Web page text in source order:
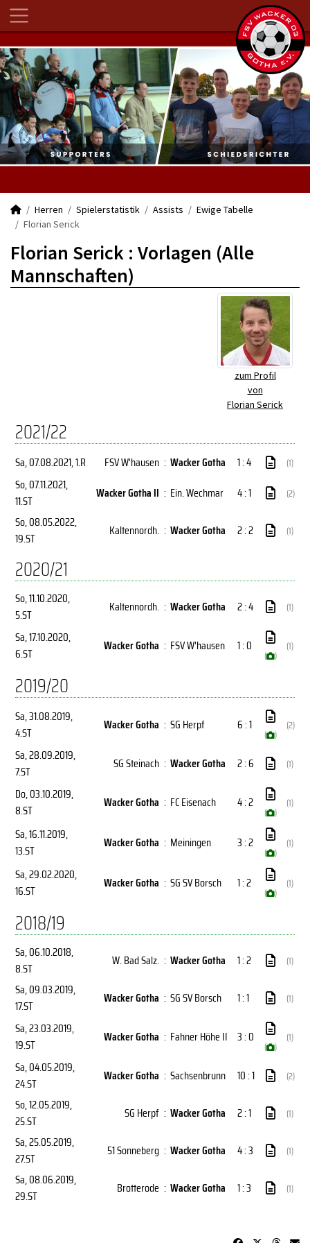
Herren Spielerstatistik Assists
Ewige Tabelle
Florian Serick
Florian Serick : Vorlagen (Alle
Mannschaften)
zum Profil
von
Florian Serick
2021/22
Sa, 07.08.2021, 1.R FSV W'hausen : Wacker Gotha 1 : 4 (1)
So, 07.11.2021,
11.ST
Wacker Gotha II : Ein. Wechmar 4 : 1 (2)
So, 08.05.2022,
19.ST
Kaltennordh. : Wacker Gotha 2 : 2 (1)
2020/21
So, 11.10.2020,
5.ST
Kaltennordh. : Wacker Gotha 2 : 4 (1)
Sa, 17.10.2020,
6.ST
Wacker Gotha : FSV W'hausen 1 : 0
( )
(1)
2019/20
Sa, 31.08.2019,
4.ST
Wacker Gotha : SG Herpf 6 : 1
( )
(2)
Sa, 28.09.2019,
7.ST
SG Steinach : Wacker Gotha 2 : 6 (1)
Do, 03.10.2019,
8.ST
Wacker Gotha : FC Eisenach 4 : 2
( )
(1)
Sa, 16.11.2019,
13.ST
Wacker Gotha : Meiningen 3 : 2
( )
(1)
Sa, 29.02.2020,
16.ST
Wacker Gotha : SG SV Borsch 1 : 2
( )
(1)
2018/19
Sa, 06.10.2018,
8.ST
W. Bad Salz. : Wacker Gotha 1 : 2 (1)
Sa, 09.03.2019,
17.ST
Wacker Gotha : SG SV Borsch 1 : 1 (1)
Sa, 23.03.2019,
19.ST
Wacker Gotha : Fahner Höhe II 3 : 0
( )
(1)
Sa, 04.05.2019,
24.ST
Wacker Gotha : Sachsenbrunn 10 : 1 (2)
So, 12.05.2019,
25.ST
SG Herpf : Wacker Gotha 2 : 1 (1)
Sa, 25.05.2019,
27.ST
51 Sonneberg : Wacker Gotha 4 : 3 (1)
Sa, 08.06.2019,
29.ST
Brotterode : Wacker Gotha 1 : 3 (1)